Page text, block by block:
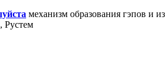
механизм образования гэпов и
Рустем